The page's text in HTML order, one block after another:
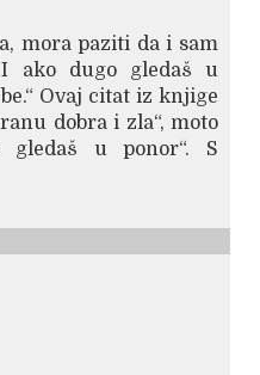
mora paziti da i sam
ako dugo gledaš u
Ovaj citat iz knjige
dobra i zla“, moto
gledaš u ponor“. S